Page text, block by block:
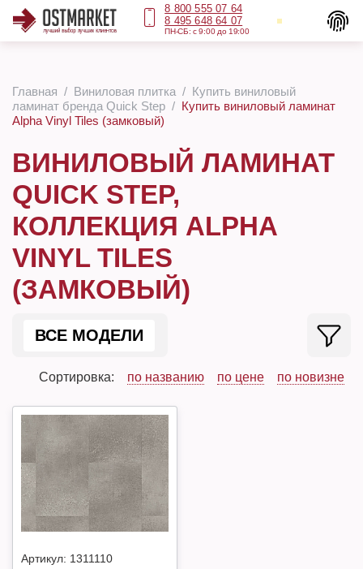
8 800 555 07 64
8 495 648 64 07
ПН-СБ: с 9:00 до 19:00
Главная Виниловая плитка
Купить виниловый
ламинат бренда Quick Step
Купить виниловый ламинат
Alpha Vinyl Tiles (замковый)
ВИНИЛОВЫЙ ЛАМИНАТ
QUICK STEP,
КОЛЛЕКЦИЯ ALPHA
VINYL TILES
(ЗАМКОВЫЙ)
ВСЕ МОДЕЛИ
Сортировка: по названию по цене по новизне
Артикул: 1311110